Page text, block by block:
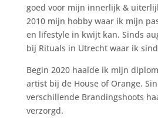
goed voor mijn innerlijk &
2010 mijn hobby waar ik mijn
en lifestyle in kwijt kan. Sinds
bij Rituals in Utrecht waar ik
Begin 2020 haalde ik mijn
artist bij de House of Orange.
verschillende Brandingshoots
verzorgd.